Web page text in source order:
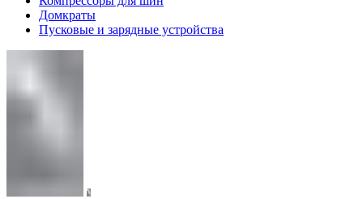
Домкраты
Пусковые и зарядные устройства